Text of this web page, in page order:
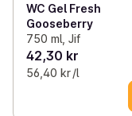
WC Gel Fresh
Gooseberry
750 ml, Jif
42,30 kr
56,40 kr /l